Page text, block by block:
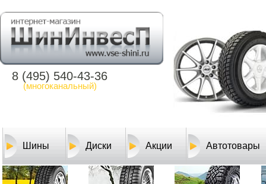
8 (495) 540-43-36
(многоканальный)
Шины Диски Акции Автотовары